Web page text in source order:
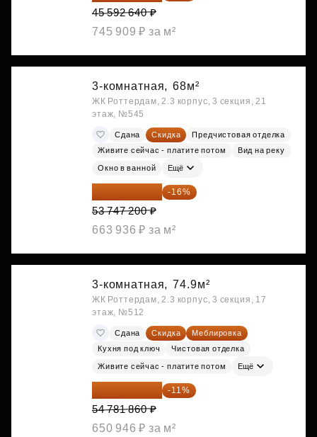
45 592 640 ₽
745 909 ₽ за м²
3-комнатная, 68м²
ЖК Роттердам, 2.3 корпус, 3 секция, 21
этаж, №545
Сдана Скидка
Предчистовая отделка
Живите сейчас - платите потом
Вид на реку
Окно в ванной Ещё
45 147 648 ₽ -16%
53 747 200 ₽
663 936 ₽ за м²
3-комнатная, 74.9м²
ЖК Роттердам, 2.3 корпус, 3 секция, 17
этаж, №512
Сдана Скидка
Меблировка
Кухня под ключ
Чистовая отделка
Живите сейчас - платите потом Ещё
48 755 855 ₽ -11%
54 781 860 ₽
650 946 ₽ за м²